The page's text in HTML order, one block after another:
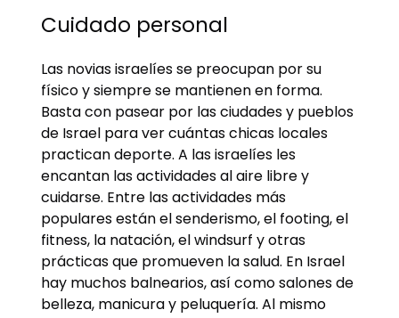
Cuidado personal
Las novias israelíes se preocupan por su
físico y siempre se mantienen en forma.
Basta con pasear por las ciudades y pueblos
de Israel para ver cuántas chicas locales
practican deporte. A las israelíes les
encantan las actividades al aire libre y
cuidarse. Entre las actividades más
populares están el senderismo, el footing, el
fitness, la natación, el windsurf y otras
prácticas que promueven la salud. En Israel
hay muchos balnearios, así como salones de
belleza, manicura y peluquería. Al mismo